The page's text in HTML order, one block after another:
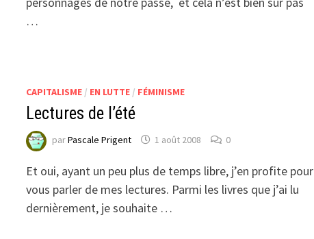
…
CAPITALISME / EN LUTTE / FÉMINISME
Lectures de l’été
parPascale Prigent 1 août 2008 0
Et oui, ayant un peu plus de temps libre, j’en profite pour
vous parler de mes lectures. Parmi les livres que j’ai lu
dernièrement, je souhaite …